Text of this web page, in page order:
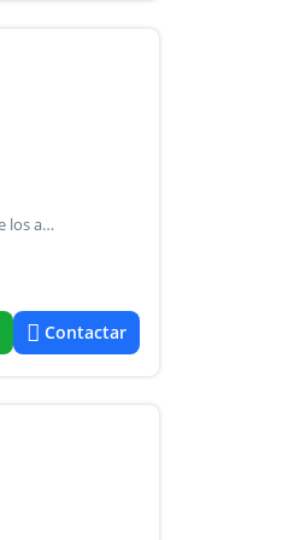
Bodega con amplio terreno. Superficie total 9000mts2. Ubicada sobre ruta 171 y calle paso de los andes distrito real del padre, depto.san rafael, mendoza. Consta de escritorios. Casa de familia. Báscula para equipos hasta 50.000kgs. Capacidad 2.500.000 de litros de vino. Tres plantas cubiertas con techo parabólico de chapa- consultar valor. Comunicarse con b.E.I bucafusco / .
Contactar